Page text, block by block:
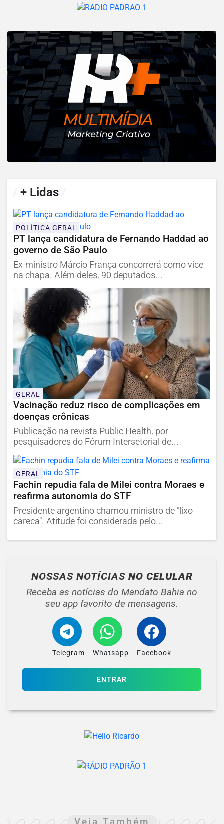
+ Lidas
POLÍTICA GERAL
PT lança candidatura de Fernando Haddad ao
governo de São Paulo
Ex-ministro Márcio França concorrerá como vice
na chapa. Além deles, 90 deputados...
GERAL
Vacinação reduz risco de complicações em
doenças crônicas
Publicação na revista Public Health, por
pesquisadores do Fórum Intersetorial de...
GERAL
Fachin repudia fala de Milei contra Moraes e
reafirma autonomia do STF
Presidente argentino chamou ministro de "lixo
careca". Atitude foi considerada pelo...
NOSSAS NOTÍCIAS NO CELULAR
Receba as notícias do Mandato Bahia no
seu app favorito de mensagens.
Telegram Whatsapp Facebook
ENTRAR